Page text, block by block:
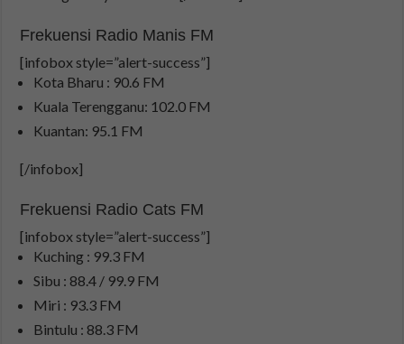
Frekuensi Radio Manis FM
[infobox style=”alert-success”]
Kota Bharu : 90.6 FM
Kuala Terengganu: 102.0 FM
Kuantan: 95.1 FM
[/infobox]
Frekuensi Radio Cats FM
[infobox style=”alert-success”]
Kuching : 99.3 FM
Sibu : 88.4 / 99.9 FM
Miri : 93.3 FM
Bintulu : 88.3 FM